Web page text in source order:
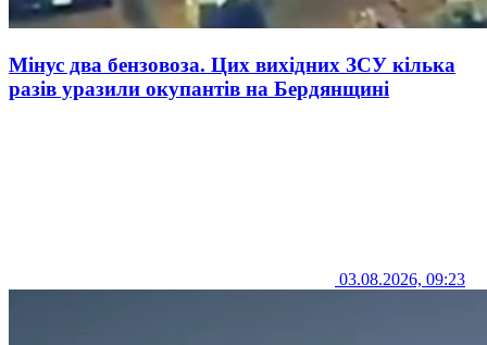
Мінус два бензовоза. Цих вихідних ЗСУ кілька
разів уразили окупантів на Бердянщині
03.08.2026, 09:23